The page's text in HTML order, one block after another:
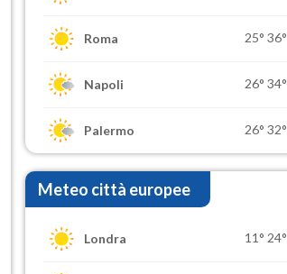
Roma 25° 36°
Napoli 26° 34°
Palermo 26° 32°
Meteo città europee
Londra 11° 24°